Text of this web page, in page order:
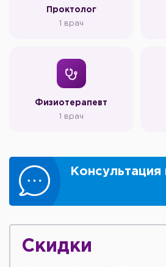
Проктолог
1 врач
Физиотерапевт
1 врач
Скидки